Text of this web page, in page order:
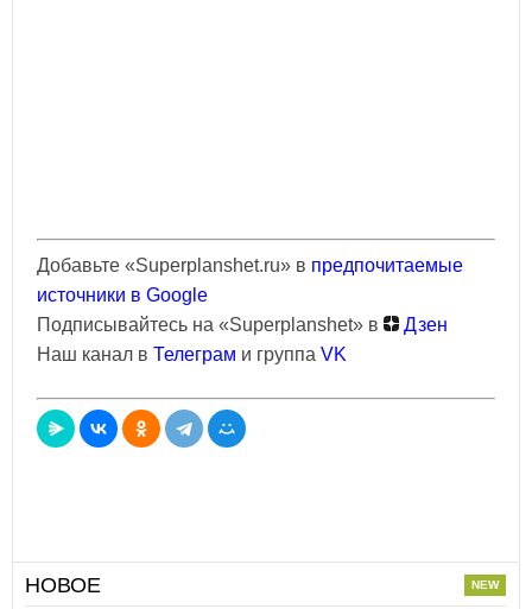
Добавьте «Superplanshet.ru» в предпочитаемые
источники в Google
Подписывайтесь на «Superplanshet» в
Дзен
Наш канал в Телеграм и группа VK
НОВОЕ